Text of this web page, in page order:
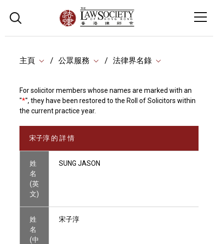
主頁 公眾服務 法律界名錄
For solicitor members whose names are marked with an
"*", they have been restored to the Roll of Solicitors within
the current practice year.
宋子淳 的 詳 情
姓
名
(英
文)
SUNG JASON
姓
名
(中
宋子淳